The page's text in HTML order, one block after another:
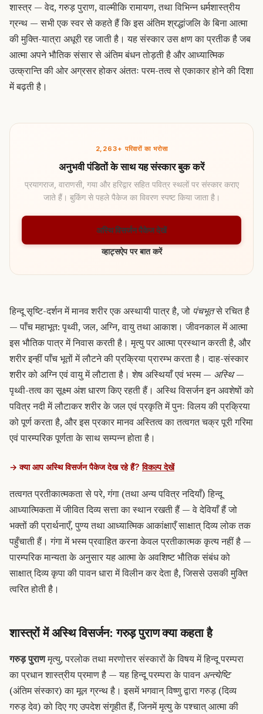
शास्त्र — वेद, गरुड़ पुराण, वाल्मीकि रामायण, तथा विभिन्न धर्मशास्त्रीय
ग्रन्थ — सभी एक स्वर से कहते हैं कि इस अंतिम श्रद्धांजलि के बिना आत्मा
की मुक्ति-यात्रा अधूरी रह जाती है। यह संस्कार उस क्षण का प्रतीक है जब
आत्मा अपने भौतिक संसार से अंतिम बंधन तोड़ती है और आध्यात्मिक
उत्क्रान्ति की ओर अग्रसर होकर अंततः परम-तत्व से एकाकार होने की दिशा
में बढ़ती है।
2,263+ परिवारों का भरोसा
अनुभवी पंडितों के साथ यह संस्कार बुक करें
प्रयागराज, वाराणसी, गया और हरिद्वार सहित पवित्र स्थलों पर संस्कार कराए
जाते हैं। बुकिंग से पहले पैकेज का विवरण स्पष्ट किया जाता है।
अस्थि विसर्जन पैकेज देखें
व्हाट्सऐप पर बात करें
हिन्दू सृष्टि-दर्शन में मानव शरीर एक अस्थायी पात्र है, जो पंचभूतसे रचित है
— पाँच महाभूत: पृथ्वी, जल, अग्नि, वायु तथा आकाश। जीवनकाल में आत्मा
इस भौतिक पात्र में निवास करती है। मृत्यु पर आत्मा प्रस्थान करती है, और
शरीर इन्हीं पाँच भूतों में लौटने की प्रक्रिया प्रारम्भ करता है। दाह-संस्कार
शरीर को अग्नि एवं वायु में लौटाता है। शेष अस्थियाँ एवं भस्म — अस्थि—
पृथ्वी-तत्व का सूक्ष्म अंश धारण किए रहती हैं। अस्थि विसर्जन इन अवशेषों को
पवित्र नदी में लौटाकर शरीर के जल एवं प्रकृति में पुनः विलय की प्रक्रिया
को पूर्ण करता है, और इस प्रकार मानव अस्तित्व का तत्वगत चक्र पूरी गरिमा
एवं पारम्परिक पूर्णता के साथ सम्पन्न होता है।
→ क्या आप अस्थि विसर्जन पैकेज देख रहे हैं?विकल्प देखें
तत्वगत प्रतीकात्मकता से परे, गंगा (तथा अन्य पवित्र नदियाँ) हिन्दू
आध्यात्मिकता में जीवित दिव्य सत्ता का स्थान रखती हैं — वे देवियाँ हैं जो
भक्तों की प्रार्थनाएँ, पुण्य तथा आध्यात्मिक आकांक्षाएँ साक्षात् दिव्य लोक तक
पहुँचाती हैं। गंगा में भस्म प्रवाहित करना केवल प्रतीकात्मक कृत्य नहीं है —
पारम्परिक मान्यता के अनुसार यह आत्मा के अवशिष्ट भौतिक संबंध को
साक्षात् दिव्य कृपा की पावन धारा में विलीन कर देता है, जिससे उसकी मुक्ति
त्वरित होती है।
शास्त्रों में अस्थि विसर्जन: गरुड़ पुराण क्या कहता है
गरुड़ पुराणमृत्यु, परलोक तथा मरणोत्तर संस्कारों के विषय में हिन्दू परम्परा
का प्रधान शास्त्रीय प्रमाण है — यह हिन्दू परम्परा के पावनअन्त्येष्टि
(अंतिम संस्कार) का मूल ग्रन्थ है। इसमें भगवान् विष्णु द्वारा गरुड़ (दिव्य
गरुड़ देव) को दिए गए उपदेश संगृहीत हैं, जिनमें मृत्यु के पश्चात् आत्मा की